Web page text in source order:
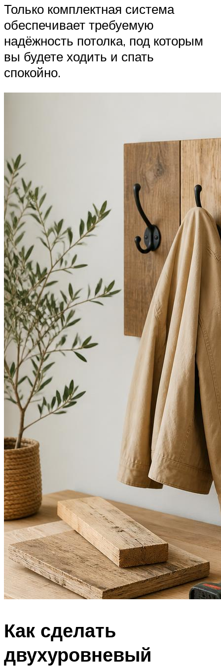
Только комплектная система
обеспечивает требуемую
надёжность потолка, под которым
вы будете ходить и спать
спокойно.
Как сделать
двухуровневый